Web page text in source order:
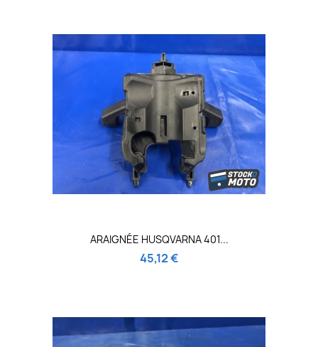
ARAIGNÉE HUSQVARNA 401...
45,12 €